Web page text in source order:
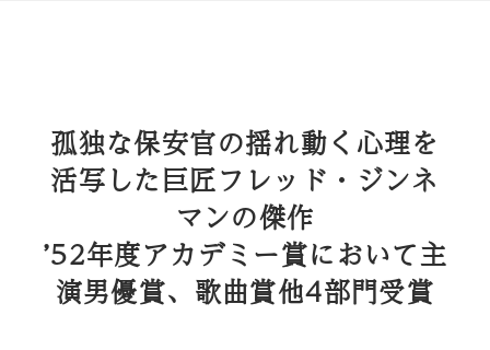
孤独な保安官の揺れ動く心理を
活写した巨匠フレッド・ジンネ
マンの傑作
’52年度アカデミー賞において主
演男優賞、歌曲賞他4部門受賞